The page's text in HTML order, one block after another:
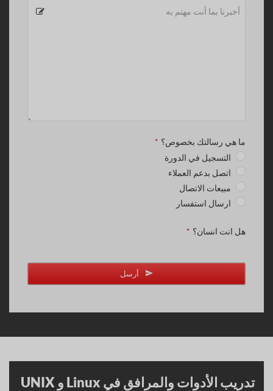
ما هي رسالتك بخصوص؟ *
التسجيل في الدورة
اتصل بدعم العملاء
مبيعات الاتصال
ارسال استفسار
هل انت انسان؟ *
أرسل
تدريب الأدوات والمرافق في Linux و UNIX